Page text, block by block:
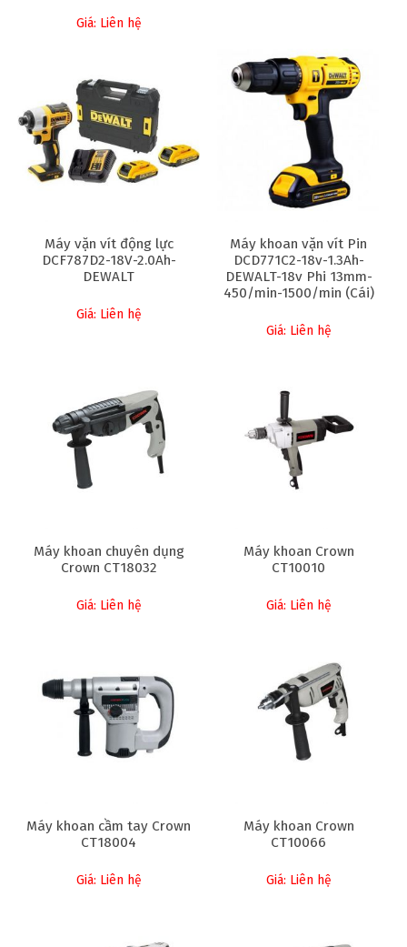
Giá: Liên hệ
Máy vặn vít động lực
DCF787D2-18V-2.0Ah-
DEWALT
Giá: Liên hệ
Máy khoan vặn vít Pin
DCD771C2-18v-1.3Ah-
DEWALT-18v Phi 13mm-
450/min-1500/min (Cái)
Giá: Liên hệ
Máy khoan chuyên dụng
Crown CT18032
Giá: Liên hệ
Máy khoan Crown
CT10010
Giá: Liên hệ
Máy khoan cầm tay Crown
CT18004
Giá: Liên hệ
Máy khoan Crown
CT10066
Giá: Liên hệ